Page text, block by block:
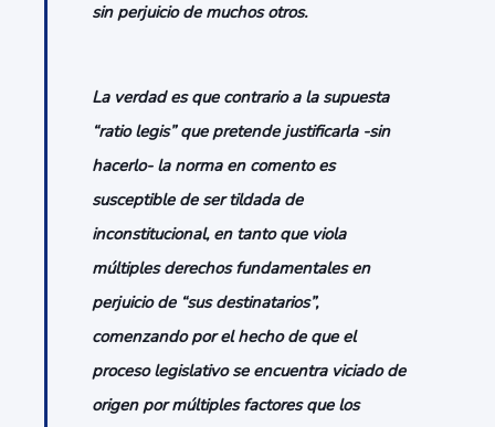
sin perjuicio de muchos otros.
La verdad es que contrario a la supuesta
“ratio legis” que pretende justificarla -sin
hacerlo- la norma en comento es
susceptible de ser tildada de
inconstitucional, en tanto que viola
múltiples derechos fundamentales en
perjuicio de “sus destinatarios”,
comenzando por el hecho de que el
proceso legislativo se encuentra viciado de
origen por múltiples factores que los